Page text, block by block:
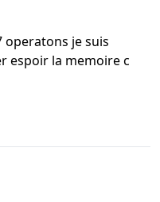
operatons je suis
espoir la memoire c